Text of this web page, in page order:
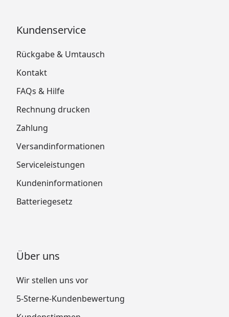
Kundenservice
Rückgabe & Umtausch
Kontakt
FAQs & Hilfe
Rechnung drucken
Zahlung
Versandinformationen
Serviceleistungen
Kundeninformationen
Batteriegesetz
Über uns
Wir stellen uns vor
5-Sterne-Kundenbewertung